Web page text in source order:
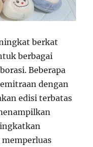
berkat
berbagai
Beberapa
dengan
edisi terbatas